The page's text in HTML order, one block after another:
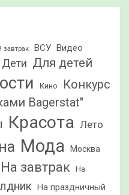
ВСУ Видео
Дети Для детей
Кино
Конкурс
Bagerstat"
Красота Лето
Мода Москва
На завтрак На
На праздничный